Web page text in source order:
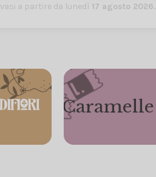
Caramelle
a partire da lunedì 17 agosto 2026.